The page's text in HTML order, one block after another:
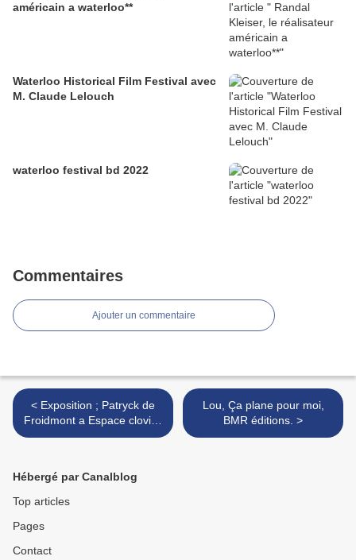
américain a waterloo**
Waterloo Historical Film Festival avec
M. Claude Lelouch
waterloo festival bd 2022
Commentaires
Ajouter un commentaire
< Exposition ; Patryck de
Froidmont a Espace clovis :
bruxelles ; B
Lou, Ça plane pour moi,
BMR éditions. >
Hébergé par Canalblog
Top articles
Pages
Contact